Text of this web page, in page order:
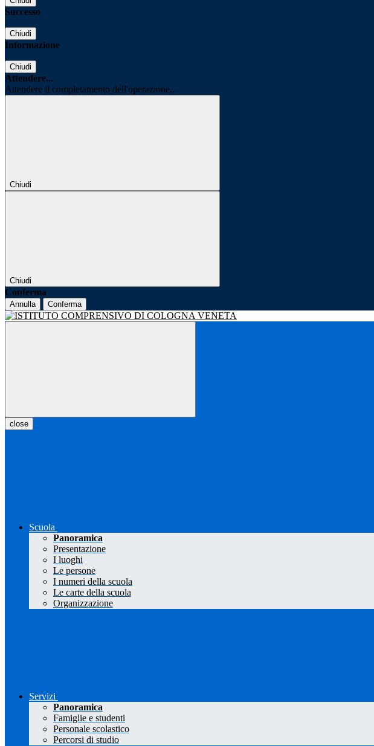
Successo
Chiudi
Informazione
Chiudi
Attendere...
Attendere il completamento dell'operazione...
Chiudi
Chiudi
Conferma
Annulla Conferma
close
Scuola
Panoramica
Presentazione
I luoghi
Le persone
I numeri della scuola
Le carte della scuola
Organizzazione
Servizi
Panoramica
Famiglie e studenti
Personale scolastico
Percorsi di studio